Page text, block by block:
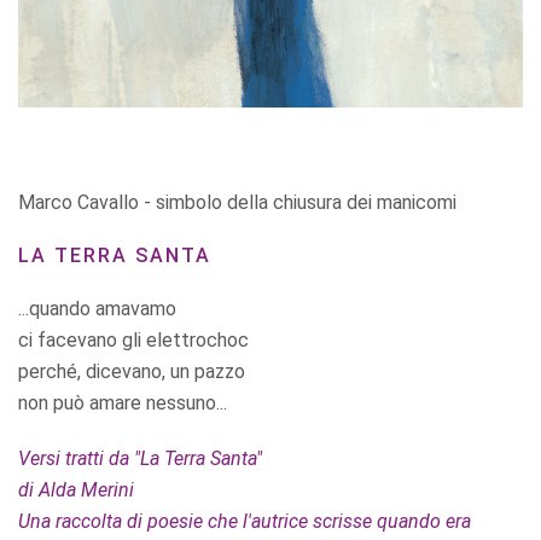
Marco Cavallo - simbolo della chiusura dei manicomi
LA TERRA SANTA
...quando amavamo
ci facevano gli elettrochoc
perché, dicevano, un pazzo
non può amare nessuno...
Versi tratti da "La Terra Santa"
di Alda Merini
Una raccolta di poesie che l'autrice scrisse quando era